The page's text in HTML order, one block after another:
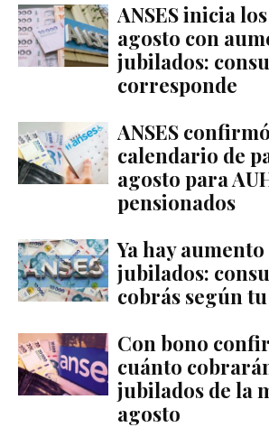
ANSES inicia
agosto con
jubilados:
corresponde
ANSES
calendario de
agosto para
pensionados
Ya hay
jubilados:
cobrás según
Con bono
cuánto
jubilados de la
agosto